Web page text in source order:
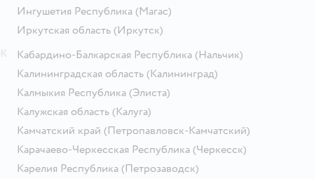
Ингушетия Республика (Магас)
Иркутская область (Иркутск)
Кабардино-Балкарская Республика (Нальчик)
Калининградская область (Калининград)
Калмыкия Республика (Элиста)
Калужская область (Калуга)
Камчатский край (Петропавловск-Камчатский)
Карачаево-Черкесская Республика (Черкесск)
Карелия Республика (Петрозаводск)